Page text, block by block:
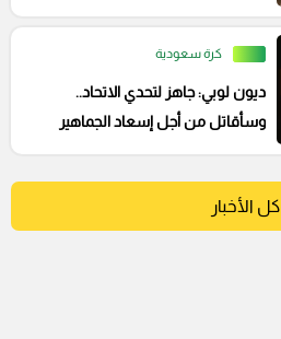
كرة سعودية
ديون لوبي: جاهز لتحدي الاتحاد..
وسأقاتل من أجل إسعاد الجماهير
كل الأخبار